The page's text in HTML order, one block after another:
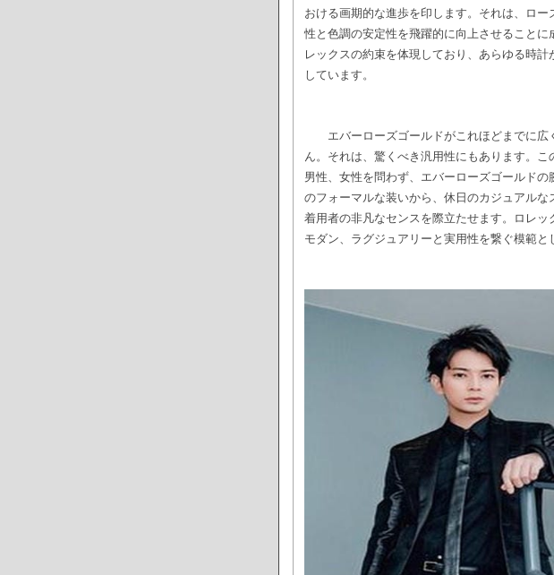
おける画期的な進歩を印します。それは、ロ
性と色調の安定性を飛躍的に向上させること
レックスの約束を体現しており、あらゆる時
しています。
エバーローズゴールドがこれほどまでに
ん。それは、驚くべき汎用性にもあります。
男性、女性を問わず、エバーローズゴールド
のフォーマルな装いから、休日のカジュアルな
着用者の非凡なセンスを際立たせます。ロレ
モダン、ラグジュアリーと実用性を繋ぐ模範と